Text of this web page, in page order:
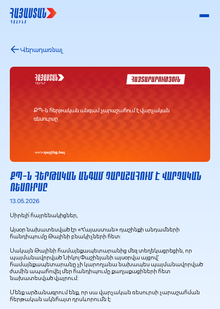
Վերադառնալ
ՔՊ-Ն ՀԵՐԹԱԿԱՆ ԱՆԳԱՄ ՉԱՐԱՇԱՀՈՒՄ Է ՎԱՐՉԱԿԱՆ
ՌԵՍՈՒՐՍԸ
13.05.2026
Սիրելի՛ հայրենակիցներ,
Այսօր նախատեսված էր «Հայաստան» դաշինքի անդամների
հանդիպումը Թալինի բնակիչների հետ։
Սակայն Թալինի համայնքապետարանից մեզ տեղեկացրեցին, որ
պայմանավորված Նիկոլ Փաշինյանի այսօրվա այցով՝
համայնքապետարանը չի կարողանա նախապես պայմանավորված
ժամին ապահովել մեր հանդիպումը քաղաքացիների հետ
նախատեսված վայրում:
Մենք արձանագրում ենք, որ սա վարչական ռեսուրսի չարաշահման
հերթական ակնհայտ դրսևորումն է։